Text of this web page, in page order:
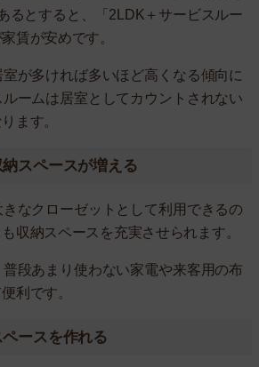
るとすると、「2LDK＋サービスルー
賃が安めです。
が多ければ多いほど高くなる傾向に
ームは居室としてカウントされない
ます。
スペースが増える
なクローゼットとして利用できるの
収納スペースを充実させられます。
段あまり使わない家電や来客用の布
利です。
ースを作れる